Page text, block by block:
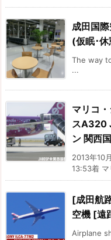
成田国
(仮眠･
The way
...
マリコ
スA320
ン 関西
2013年10
13:53着
[成田航
空機 [遠
Airplane